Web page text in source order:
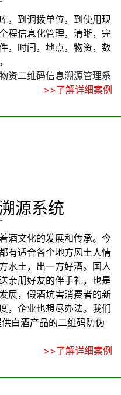
，到调拨单位，到使用现
程信息化管理，清晰，完
，时间，地点，物资，数
资二维码信息溯源管理系
>>了解详细案例
源系统
酒文化的发展和传承。今
有适合各个地方风土人情
水土，出一方好酒。国人
亲朋好友的伴手礼，也是
展，假酒坑害消费者的新
，企业也想尽办法。我们
白酒产品的二维码防伪
>>了解详细案例